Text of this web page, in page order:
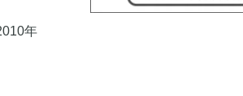
年